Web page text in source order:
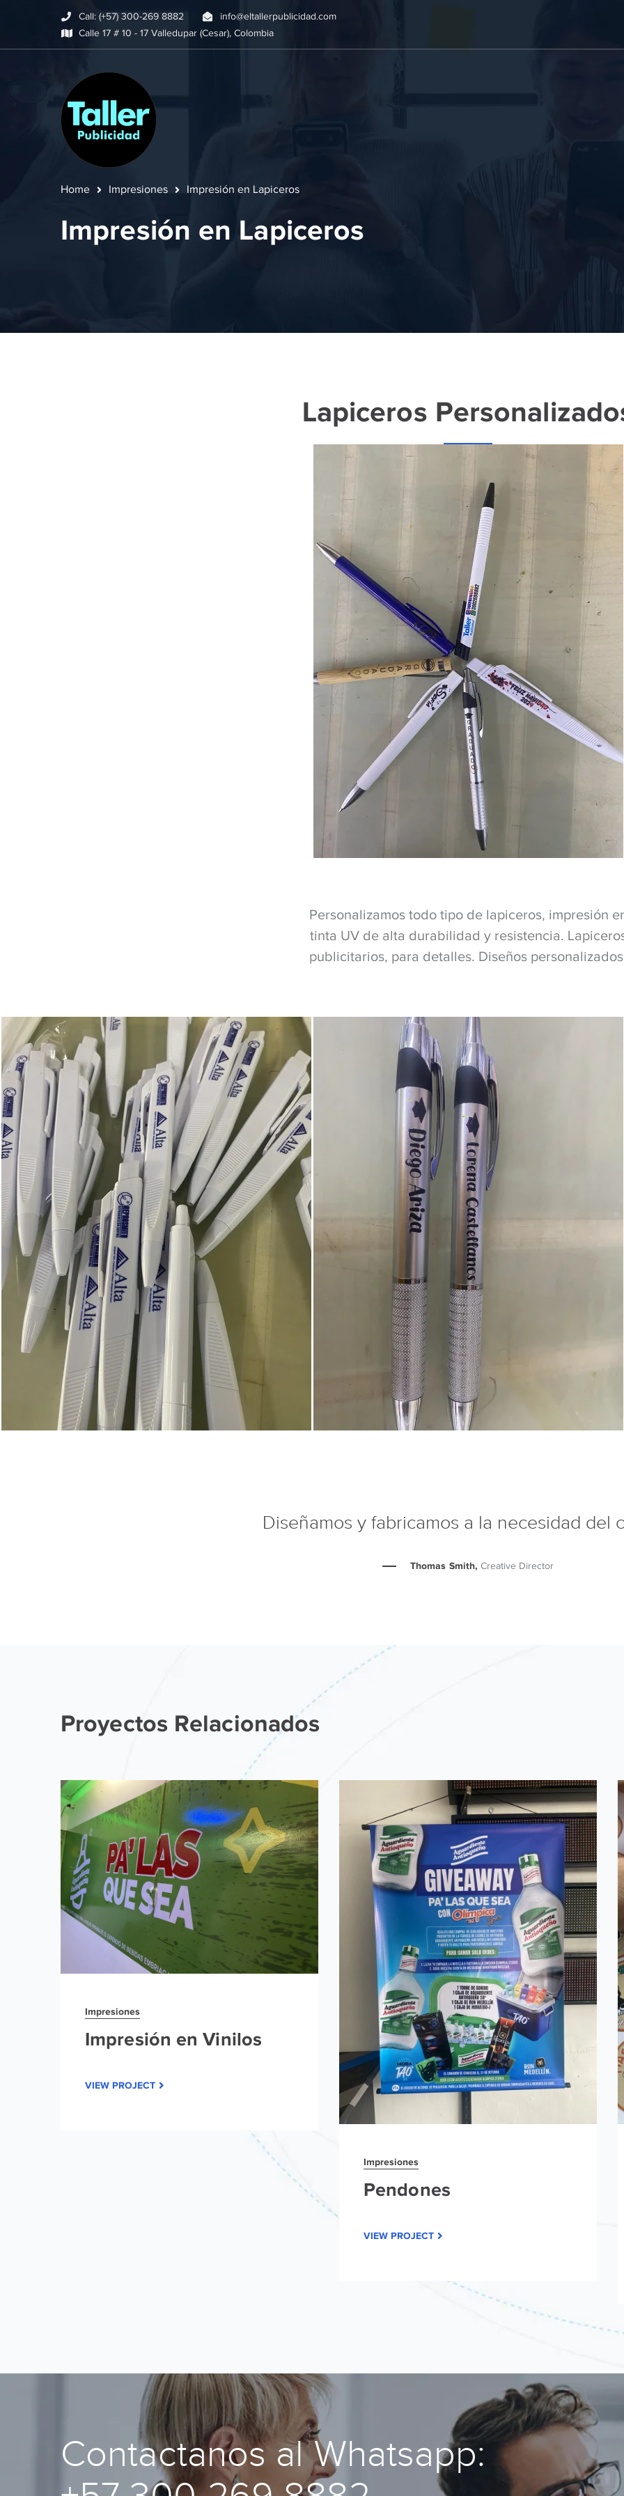
Call: (+57) 300-269 8882
info@eltallerpublicidad.com
Calle 17 # 10 - 17 Valledupar (Cesar), Colombia
Home Impresiones Impresión en Lapiceros
Impresión en Lapiceros
Lapiceros
Personalizamos todo tipo de lapiceros, impresión
tinta UV de alta durabilidad y resistencia.
publicitarios, para detalles. Diseños
Diseñamos y fabricamos a la necesidad del
Thomas Smith, Creative Director
Proyectos Relacionados
Impresiones
Impresión en Vinilos
VIEW PROJECT
Impresiones
Pendones
VIEW PROJECT
Contactanos al Whatsapp: